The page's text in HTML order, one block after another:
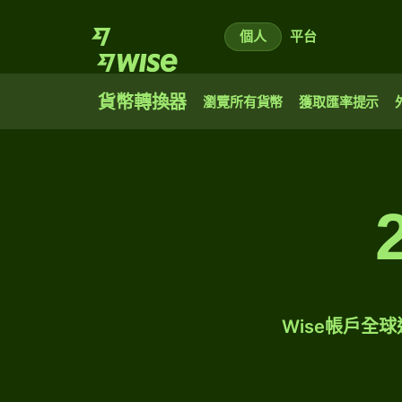
個人 平台
貨幣轉換器 瀏覽所有貨幣 獲取匯率提示
Wise帳戶全球